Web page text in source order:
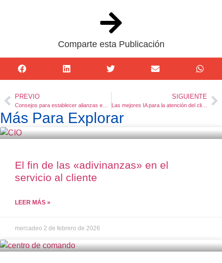
Comparte esta Publicación
PREVIO
Consejos para establecer alianzas estratégicas y colaboraciones exitosas
SIGUIENTE
Las mejores IA para la atención del cliente
Más Para Explorar
El fin de las «adivinanzas» en el
servicio al cliente
LEER MÁS »
mercadeo 2 de febrero de 2026